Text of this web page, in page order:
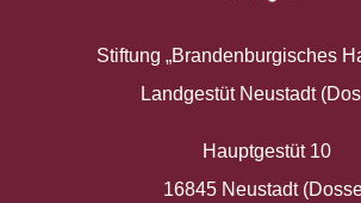
Stiftung „Brandenburgisches
Landgestüt Neustadt
Hauptgestüt 10
16845 Neustadt